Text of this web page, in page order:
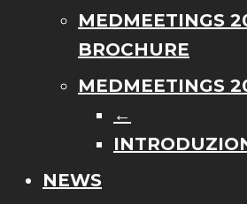
MEDMEETINGS
BROCHURE
MEDMEETINGS
←
NEWS